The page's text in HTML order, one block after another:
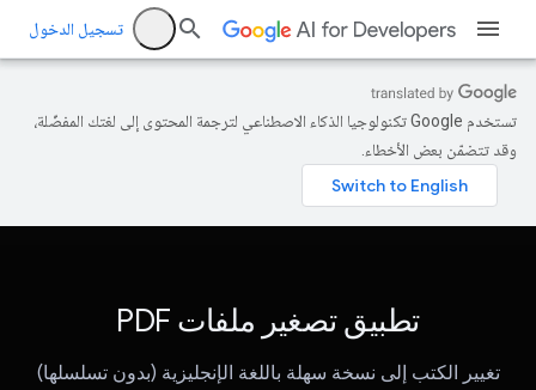
تسجيل الدخول
تستخدم Google تكنولوجيا الذكاء الاصطناعي لترجمة المحتوى إلى لغتك المفضّلة،
وقد تتضمّن بعض الأخطاء.
تطبيق تصغير ملفات PDF
تغيير الكتب إلى نسخة سهلة باللغة الإنجليزية (بدون تسلسلها)